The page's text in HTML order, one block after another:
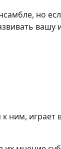
но
ним, играет